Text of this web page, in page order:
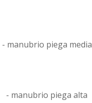
- manubrio piega media
- manubrio piega alta